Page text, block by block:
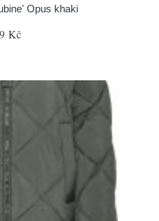
Opus khaki
Kč